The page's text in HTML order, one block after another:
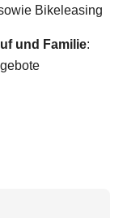
Bikeleasing
und Familie: